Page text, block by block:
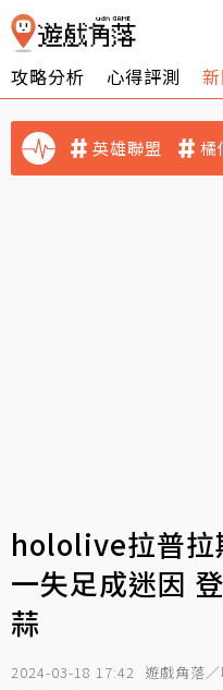
攻略分析 心得評測
英雄聯盟 橘
hololive拉普拉
一失足成迷因
蒜
2024-03-18 17:42 遊戲角落